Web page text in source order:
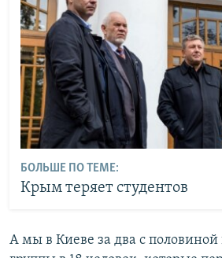
БОЛЬШЕ ПО ТЕМЕ:
Крым теряет студентов
А мы в Киеве за два с половиной